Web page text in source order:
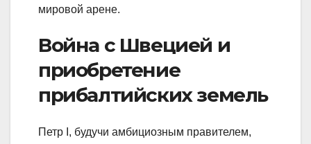
мировой арене.
Война с Швецией и
приобретение
прибалтийских земель
Петр I, будучи амбициозным правителем,